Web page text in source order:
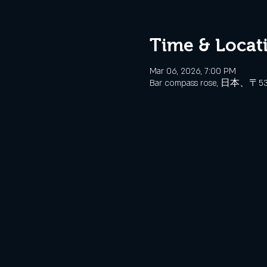
Time &
Mar 06, 2026, 7:00 PM
Bar compass rose, 日本、〒